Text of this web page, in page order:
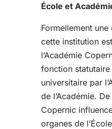
École et
Formellement
cette institution
l’Académie
fonction statutaire
universitaire par
de l’Académie.
Copernic
organes de